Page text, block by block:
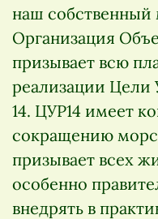
наш
Организация
призывает всю
реализации Цели
14. ЦУР14 имеет
сокращению
призывает всех
особенно
внедрять в